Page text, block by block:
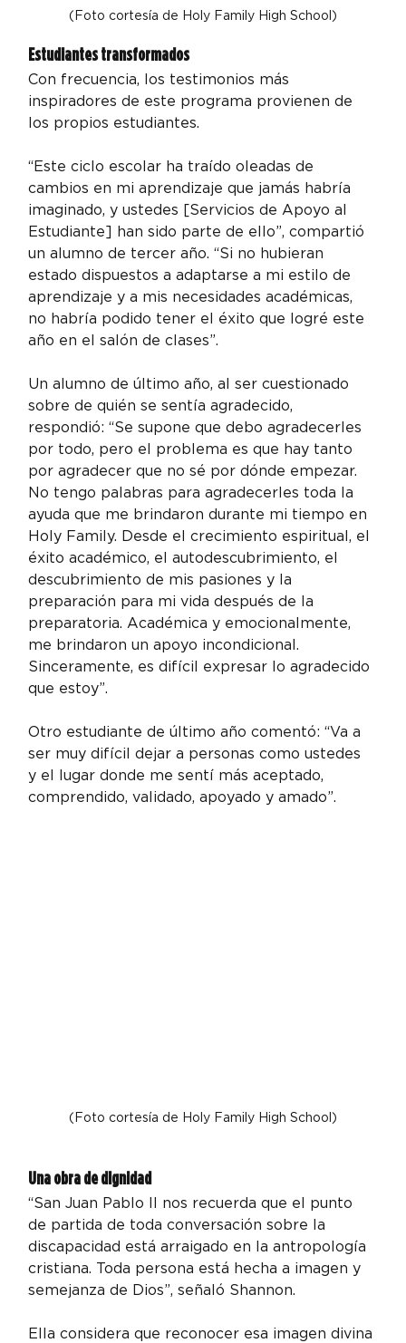
(Foto cortesía de Holy Family High School)
Estudiantes transformados
Con frecuencia, los testimonios más
inspiradores de este programa provienen de
los propios estudiantes.
“Este ciclo escolar ha traído oleadas de
cambios en mi aprendizaje que jamás habría
imaginado, y ustedes [Servicios de Apoyo al
Estudiante] han sido parte de ello”, compartió
un alumno de tercer año. “Si no hubieran
estado dispuestos a adaptarse a mi estilo de
aprendizaje y a mis necesidades académicas,
no habría podido tener el éxito que logré este
año en el salón de clases”.
Un alumno de último año, al ser cuestionado
sobre de quién se sentía agradecido,
respondió: “Se supone que debo agradecerles
por todo, pero el problema es que hay tanto
por agradecer que no sé por dónde empezar.
No tengo palabras para agradecerles toda la
ayuda que me brindaron durante mi tiempo en
Holy Family. Desde el crecimiento espiritual, el
éxito académico, el autodescubrimiento, el
descubrimiento de mis pasiones y la
preparación para mi vida después de la
preparatoria. Académica y emocionalmente,
me brindaron un apoyo incondicional.
Sinceramente, es difícil expresar lo agradecido
que estoy”.
Otro estudiante de último año comentó: “Va a
ser muy difícil dejar a personas como ustedes
y el lugar donde me sentí más aceptado,
comprendido, validado, apoyado y amado”.
(Foto cortesía de Holy Family High School)
Una obra de dignidad
“San Juan Pablo II nos recuerda que el punto
de partida de toda conversación sobre la
discapacidad está arraigado en la antropología
cristiana. Toda persona está hecha a imagen y
semejanza de Dios”, señaló Shannon.
Ella considera que reconocer esa imagen divina